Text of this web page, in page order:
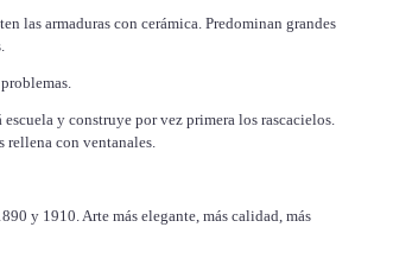
las armaduras con cerámica. Predominan grandes
y construye por vez primera los rascacielos.
rellena con ventanales.
y 1910. Arte más elegante, más calidad, más